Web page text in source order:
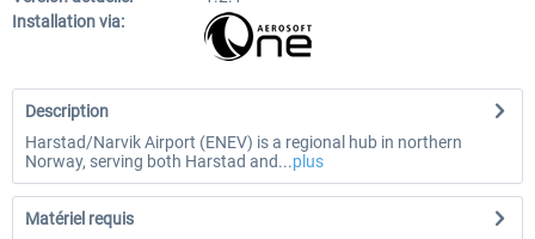
Installation via:
Description
Harstad/Narvik Airport (ENEV) is a regional hub in northern
Norway, serving both Harstad and...plus
Matériel requis